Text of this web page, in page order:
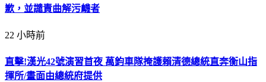
歉，並譴責曲解污衊者
22 小時前
直擊!漢光42號演習首夜 萬鈞車隊掩護賴清德總統直奔衡山指
揮所/畫面由總統府提供